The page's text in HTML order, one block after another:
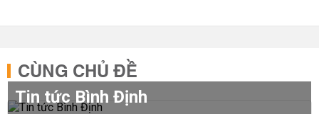
CÙNG CHỦ ĐỀ
Tin tức Bình Định